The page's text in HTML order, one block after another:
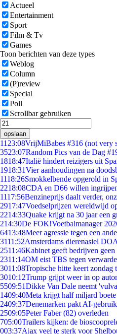
Actueel
Entertainment
Sport
Film & Tv
Games
Toon berichten van deze types
Weblog
Column
(P)review
Special
Poll
Scrollbar gebruiken
opslaan
11 23:08VrijMiBabes #316 (not very
3523:07Random Pics van de Dag
1818:47Italië hindert reizigers uit
1918:31Vier aanhoudingen na
1118:26Smokkelbende opgerold in
2218:08CDA en D66 willen
1117:56Benzineprijs daalt verder,
2917:47Voedselprijzen wereldwijd
2214:33Quake krijgt na 30 jaar een
214:30De FOK!Voetbalmanager
6413:48Meer agressie tegen een
3111:52Amsterdams dierenasiel
2511:46Kabinet geeft bedrijven
2311:14OM eist TBS tegen
3011:08Tropische hitte keert zondag
3010:12Trump grijpt weer in op
5509:51Dikke Van Dale neemt
1409:40Meta krijgt half miljard
2409:37Denemarken pakt AI-
2509:05Peter Faber (82) overleden
705:00Trailers kijken: de
003:37Ajax veel te sterk voor